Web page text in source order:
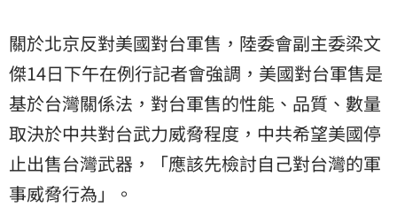
關於北京反對美國對台軍售，陸委會副主委梁文
傑14日下午在例行記者會強調，美國對台軍售是
基於台灣關係法，對台軍售的性能、品質、數量
取決於中共對台武力威脅程度，中共希望美國停
止出售台灣武器，「應該先檢討自己對台灣的軍
事威脅行為」。